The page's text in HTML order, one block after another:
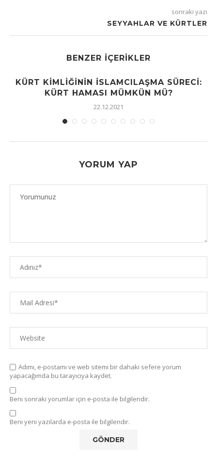
sonraki yazı
SEYYAHLAR VE KÜRTLER
BENZER İÇERIKLER
KÜRT KIMLIĞININ İSLAMCILAŞMA SÜRECI:
KÜRT HAMASI MÜMKÜN MÜ?
22.12.2021
YORUM YAP
Adımı, e-postamı ve web sitemi bir dahaki sefere yorum
yapacağımda bu tarayıcıya kaydet.
Beni sonraki yorumlar için e-posta ile bilgilendir.
Beni yeni yazılarda e-posta ile bilgilendir.